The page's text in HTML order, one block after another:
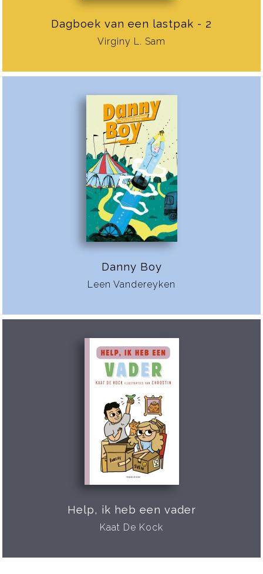
Dagboek van een lastpak - 2
Virginy L. Sam
Danny Boy
Leen Vandereyken
Help, ik heb een vader
Kaat De Kock